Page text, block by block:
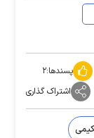
پسندها:۲
اشتراک گذاری